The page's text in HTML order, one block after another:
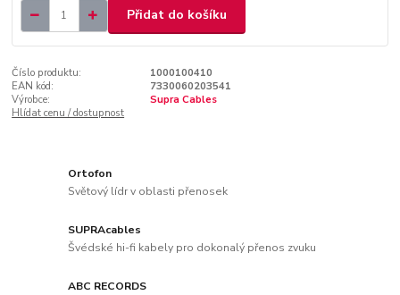
Přidat do košíku
Číslo produktu:
1000100410
EAN kód:
7330060203541
Výrobce:
Supra Cables
Hlídat cenu / dostupnost
Ortofon
Světový lídr v oblasti přenosek
SUPRAcables
Švédské hi-fi kabely pro dokonalý přenos zvuku
ABC RECORDS